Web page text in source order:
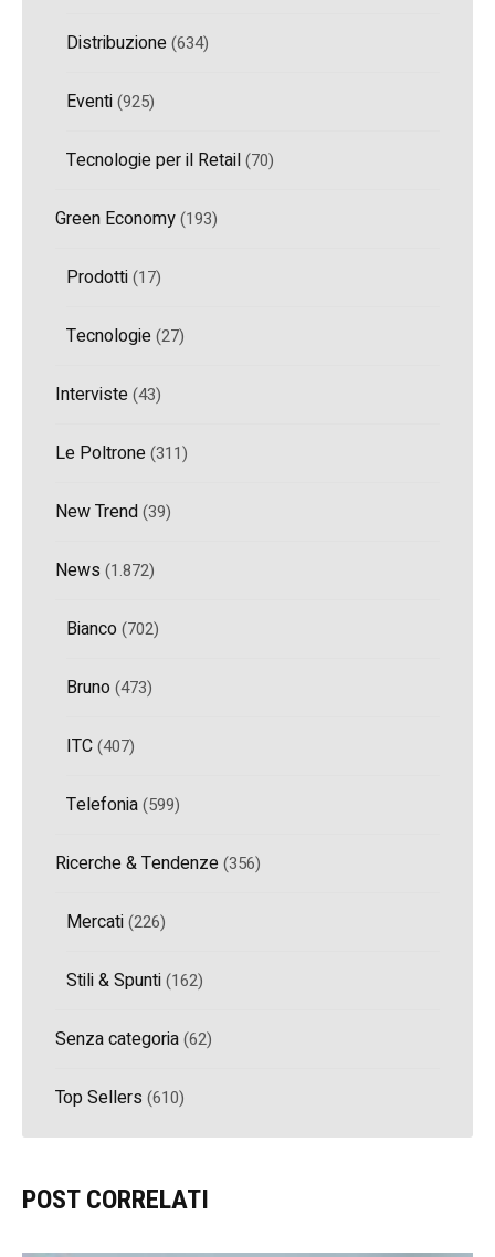
Distribuzione(634)
Eventi(925)
Tecnologie per il Retail(70)
Green Economy(193)
Prodotti(17)
Tecnologie(27)
Interviste(43)
Le Poltrone(311)
New Trend(39)
News (1.872)
Bianco(702)
Bruno(473)
ITC(407)
Telefonia(599)
Ricerche & Tendenze(356)
Mercati(226)
Stili & Spunti(162)
Senza categoria(62)
Top Sellers (610)
POST CORRELATI